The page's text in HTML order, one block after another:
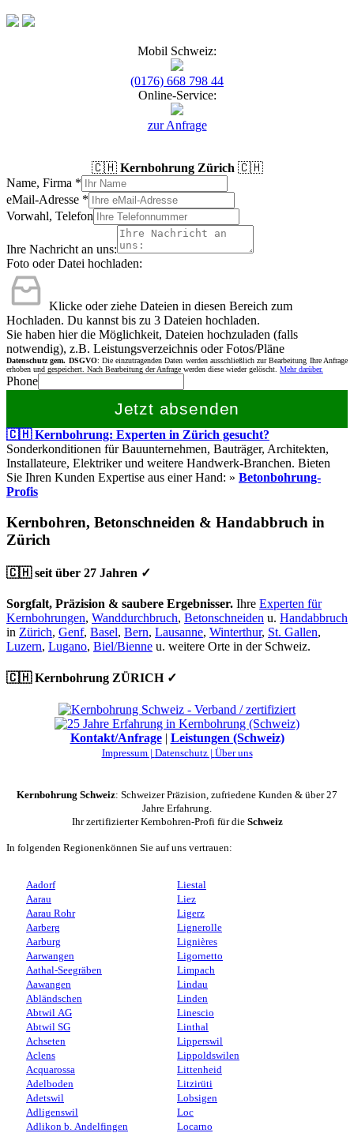
Mobil Schweiz:
(0176) 668 798 44
Online-Service:
zur Anfrage
🇨🇭 Kernbohrung Zürich 🇨🇭
Name, Firma *
eMail-Adresse *
Vorwahl, Telefon
Ihre Nachricht an uns:
Foto oder Datei hochladen:
Klicke oder ziehe Dateien in diesen Bereich zum
Hochladen. Du kannst bis zu 3 Dateien hochladen.
Sie haben hier die Möglichkeit, Dateien hochzuladen (falls
notwendig), z.B. Leistungsverzeichnis oder Fotos/Pläne
Datenschutz gem. DSGVO: Die einzutragenden Daten werden ausschließlich zur Bearbeitung Ihre Anfrage
erhoben und gespeichert. Nach Bearbeitung der Anfrage werden diese wieder gelöscht. Mehr darüber.
Phone
Jetzt absenden
🇨🇭 Kernbohrung: Experten in Zürich gesucht?
Sonderkonditionen für Bauunternehmen, Bauträger, Architekten,
Installateure, Elektriker und weitere Handwerk-Branchen. Bieten
Sie Ihren Kunden Expertise aus einer Hand: » Betonbohrung-
Profis
Kernbohren, Betonschneiden & Handabbruch in
Zürich
🇨🇭 seit über 27 Jahren ✓
Sorgfalt, Präzision & saubere Ergebnisser. Ihre Experten für
Kernbohrungen, Wanddurchbruch, Betonschneiden u. Handabbruch
in Zürich, Genf, Basel, Bern, Lausanne, Winterthur, St. Gallen,
Luzern, Lugano, Biel/Bienne u. weitere Orte in der Schweiz.
🇨🇭 Kernbohrung ZÜRICH ✓
Kontakt/Anfrage| Leistungen (Schweiz)
Impressum | Datenschutz | Über uns
Kernbohrung Schweiz: Schweizer Präzision, zufriedene Kunden & über 27
Jahre Erfahrung.
Ihr zertifizierter Kernbohren-Profi für die Schweiz
In folgenden Regionenkönnen Sie auf uns vertrauen:
Aadorf
Aarau
Aarau Rohr
Aarberg
Aarburg
Aarwangen
Aathal-Seegräben
Aawangen
Abländschen
Abtwil AG
Abtwil SG
Achseten
Aclens
Acquarossa
Adelboden
Adetswil
Adligenswil
Adlikon b. Andelfingen
Liestal
Liez
Ligerz
Lignerolle
Lignières
Ligornetto
Limpach
Lindau
Linden
Linescio
Linthal
Lipperswil
Lippoldswilen
Littenheid
Litzirüti
Lobsigen
Loc
Locarno